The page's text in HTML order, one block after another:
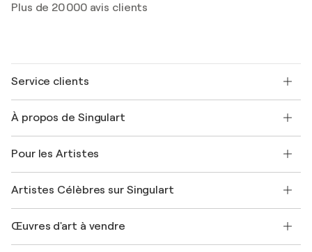
Plus de 20 000 avis clients
Service clients
Expédition
Offrir une carte cadeau
Rejoignez notre programme commercial
Mon compte
+33 1 76 44 06 42
À propos de Singulart
FAQ
Magazine Singulart
Emplois
Découvrez une sélection d'art original
Pour les Artistes
Se connecter en tant qu'Artiste
Artistes Célèbres sur Singulart
Marc Chagall
Œuvres d'art à vendre